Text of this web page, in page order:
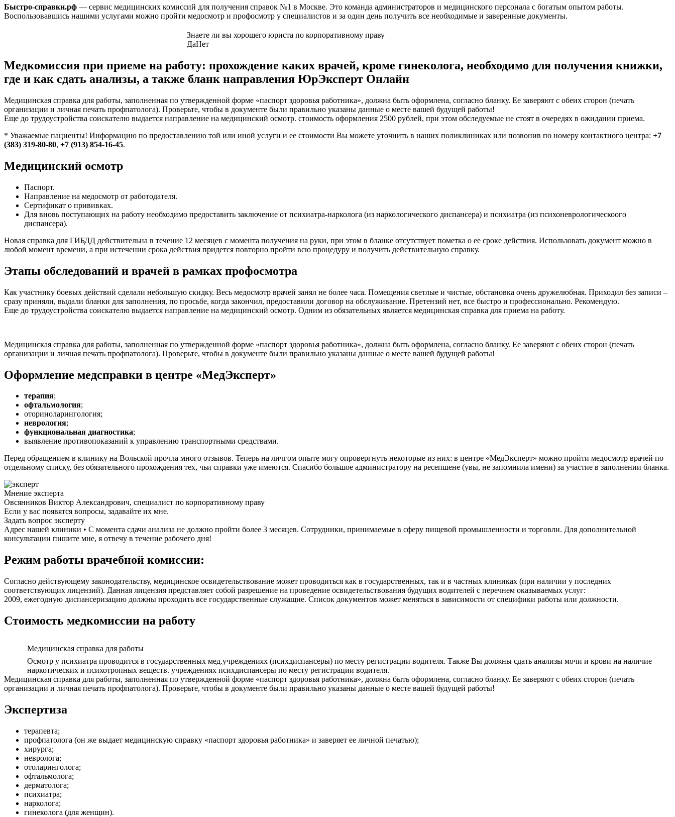
Быстро-справки.рф — сервис медицинских комиссий для получения справок №1 в Москве. Это команда администраторов и медицинского персонала с богатым опытом работы.
Воспользовавшись нашими услугами можно пройти медосмотр и профосмотр у специалистов и за один день получить все необходимые и заверенные документы.
Знаете ли вы хорошего юриста по корпоративному праву
ДаНет
Медкомиссия при приеме на работу: прохождение каких врачей, кроме гинеколога, необходимо для получения книжки,
где и как сдать анализы, а также бланк направления ЮрЭксперт Онлайн
Медицинская справка для работы, заполненная по утвержденной форме «паспорт здоровья работника», должна быть оформлена, согласно бланку. Ее заверяют с обеих сторон (печать
организации и личная печать профпатолога). Проверьте, чтобы в документе были правильно указаны данные о месте вашей будущей работы!
Еще до трудоустройства соискателю выдается направление на медицинский осмотр. стоимость оформления 2500 рублей, при этом обследуемые не стоят в очередях в ожидании приема.
* Уважаемые пациенты! Информацию по предоставлению той или иной услуги и ее стоимости Вы можете уточнить в наших поликлиниках или позвонив по номеру контактного центра: +7
(383) 319-80-80, +7 (913) 854-16-45.
Медицинский осмотр
Паспорт.
Направление на медосмотр от работодателя.
Сертификат о прививках.
Для вновь поступающих на работу необходимо предоставить заключение от психиатра-нарколога (из наркологического диспансера) и психиатра (из психоневрологическоого
диспансера).
Новая справка для ГИБДД действительна в течение 12 месяцев с момента получения на руки, при этом в бланке отсутствует пометка о ее сроке действия. Использовать документ можно в
любой момент времени, а при истечении срока действия придется повторно пройти всю процедуру и получить действительную справку.
Этапы обследований и врачей в рамках профосмотра
Как участнику боевых действий сделали небольшую скидку. Весь медосмотр врачей занял не более часа. Помещения светлые и чистые, обстановка очень дружелюбная. Приходил без записи –
сразу приняли, выдали бланки для заполнения, по просьбе, когда закончил, предоставили договор на обслуживание. Претензий нет, все быстро и профессионально. Рекомендую.
Еще до трудоустройства соискателю выдается направление на медицинский осмотр. Одним из обязательных является медицинская справка для приема на работу.
Медицинская справка для работы, заполненная по утвержденной форме «паспорт здоровья работника», должна быть оформлена, согласно бланку. Ее заверяют с обеих сторон (печать
организации и личная печать профпатолога). Проверьте, чтобы в документе были правильно указаны данные о месте вашей будущей работы!
Оформление медсправки в центре «МедЭксперт»
терапия;
офтальмология;
оториноларингология;
неврология;
функциональная диагностика;
выявление противопоказаний к управлению транспортными средствами.
Перед обращением в клинику на Вольской прочла много отзывов. Теперь на личгом опыте могу опровергнуть некоторые из них: в центре «МедЭксперт» можно пройти медосмотр врачей по
отдельному списку, без обязательного прохождения тех, чьи справки уже имеются. Спасибо большое администратору на ресепшене (увы, не запомнила имени) за участие в заполнении бланка.
Мнение эксперта
Овсянников Виктор Александрович, специалист по корпоративному праву
Если у вас появятся вопросы, задавайте их мне.
Задать вопрос эксперту
Адрес нашей клиники • С момента сдачи анализа не должно пройти более 3 месяцев. Сотрудники, принимаемые в сферу пищевой промышленности и торговли. Для дополнительной
консультации пишите мне, я отвечу в течение рабочего дня!
Режим работы врачебной комиссии:
Согласно действующему законодательству, медицинское освидетельствование может проводиться как в государственных, так и в частных клиниках (при наличии у последних
соответствующих лицензий). Данная лицензия представляет собой разрешение на проведение освидетельствования будущих водителей с перечнем оказываемых услуг:
2009, ежегодную диспансеризацию должны проходить все государственные служащие. Список документов может меняться в зависимости от специфики работы или должности.
Стоимость медкомиссии на работу
Медицинская справка для работы
Осмотр у психиатра проводится в государственных мед.учреждениях (психдиспансеры) по месту регистрации водителя. Также Вы должны сдать анализы мочи и крови на наличие
наркотических и психотропных веществ. учреждениях психдиспансеры по месту регистрации водителя.
Медицинская справка для работы, заполненная по утвержденной форме «паспорт здоровья работника», должна быть оформлена, согласно бланку. Ее заверяют с обеих сторон (печать
организации и личная печать профпатолога). Проверьте, чтобы в документе были правильно указаны данные о месте вашей будущей работы!
Экспертиза
терапевта;
профпатолога (он же выдает медицинскую справку «паспорт здоровья работника» и заверяет ее личной печатью);
хирурга;
невролога;
отоларинголога;
офтальмолога;
дерматолога;
психиатра;
нарколога;
гинеколога (для женщин).